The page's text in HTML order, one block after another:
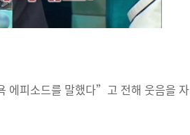
에피소드를 말했다”고 전해 웃음을 자